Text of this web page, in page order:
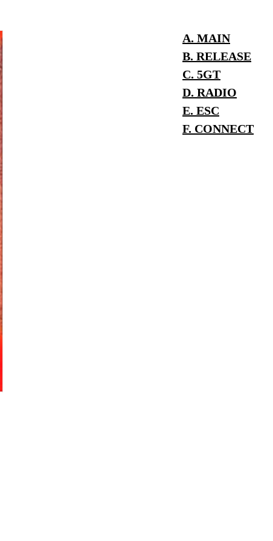
A. MAIN
B. RELEASE
C. 5GT
D. RADIO
E. ESC
F. CONNECT